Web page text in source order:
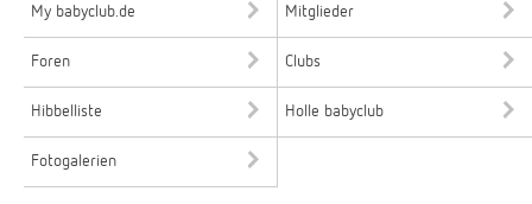
My babyclub.de Mitglieder
Foren Clubs
Hibbelliste Holle babyclub
Fotogalerien